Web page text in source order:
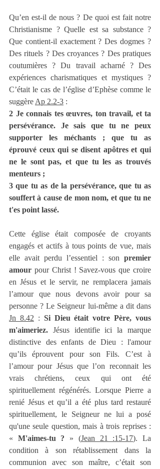
Qu’en est-il de nous ? De quoi est fait notre
Christianisme ? Quelle est sa substance ?
Que contient-il exactement ? Des dogmes ?
Des rituels ? Des croyances ? Des pratiques
coutumières ? Du travail acharné ? Des
expériences charismatiques et mystiques ?
C’était le cas de l’église d’Ephèse comme le
suggère Ap 2.2-3 :
2 Je connais tes œuvres, ton travail, et ta
persévérance. Je sais que tu ne peux
supporter les méchants ; que tu as
éprouvé ceux qui se disent apôtres et qui
ne le sont pas, et que tu les as trouvés
menteurs ;
3 que tu as de la persévérance, que tu as
souffert à cause de mon nom, et que tu ne
t'es point lassé.
Cette église était composée de croyants
engagés et actifs à tous points de vue, mais
elle avait perdu l’essentiel : son premier
amour pour Christ ! Savez-vous que croire
en Jésus et le servir, ne remplacera jamais
l’amour que nous devons avoir pour sa
Jn 8.42 : Si Dieu était votre Père, vous
m'aimeriez. Jésus identifie ici la marque
distinctive des enfants de Dieu : l'amour
qu’ils éprouvent pour son Fils. C’est à
l’amour pour Jésus que l’on reconnait les
vrais chrétiens, ceux qui ont été
spirituellement régénérés. Lorsque Pierre a
renié Jésus et qu’il a été plus tard restauré
spirituellement, le Seigneur ne lui a posé
qu'une seule question, mais à trois reprises :
« M'aimes-tu ? » (Jean 21 :15-17). La
condition à son rétablissement dans la
communion avec son maître, c’était son